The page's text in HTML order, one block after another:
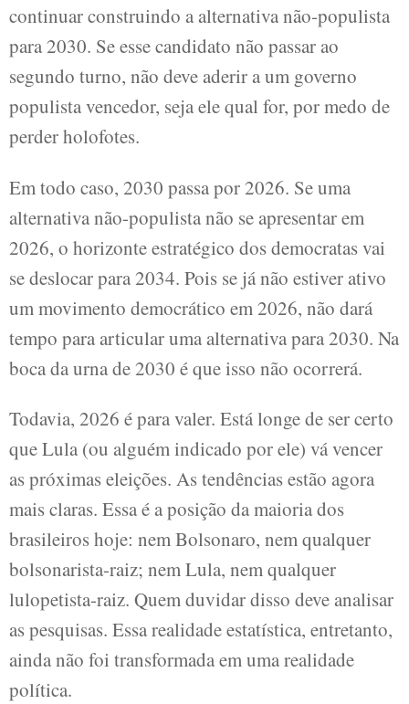
continuar construindo a alternativa não-populista
para 2030. Se esse candidato não passar ao
segundo turno, não deve aderir a um governo
populista vencedor, seja ele qual for, por medo de
perder holofotes.
Em todo caso, 2030 passa por 2026. Se uma
alternativa não-populista não se apresentar em
2026, o horizonte estratégico dos democratas vai
se deslocar para 2034. Pois se já não estiver ativo
um movimento democrático em 2026, não dará
tempo para articular uma alternativa para 2030. Na
boca da urna de 2030 é que isso não ocorrerá.
Todavia, 2026 é para valer. Está longe de ser certo
que Lula (ou alguém indicado por ele) vá vencer
as próximas eleições. As tendências estão agora
mais claras. Essa é a posição da maioria dos
brasileiros hoje: nem Bolsonaro, nem qualquer
bolsonarista-raiz; nem Lula, nem qualquer
lulopetista-raiz. Quem duvidar disso deve analisar
as pesquisas. Essa realidade estatística, entretanto,
ainda não foi transformada em uma realidade
política.